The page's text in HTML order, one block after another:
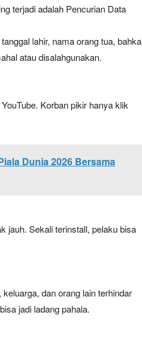
About
terjadi adalah Pencurian Data
lahir, nama orang tua,
atau disalahgunakan.
Korban pikir hanya klik
Dunia 2026 Bersama
jauh. Sekali terinstall, pelaku bisa
dan orang lain terhindar
jadi ladang pahala.